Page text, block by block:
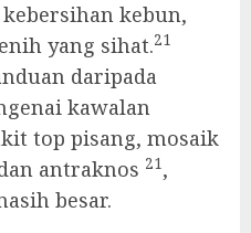
kebun,
yang sihat.21
daripada
kawalan
top pisang, mosaik
antraknos 21,
besar.